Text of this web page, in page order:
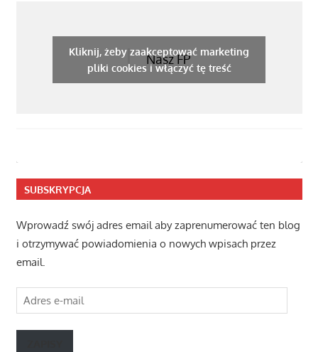
Nasz FP
Kliknij, żeby zaakceptować marketing
pliki cookies i włączyć tę treść
SUBSKRYPCJA
Wprowadź swój adres email aby zaprenumerować ten blog
i otrzymywać powiadomienia o nowych wpisach przez
email.
Adres
e-
mail